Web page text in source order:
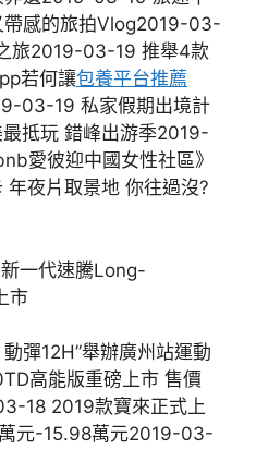
帶感的旅拍Vlog2019-03-
旅2019-03-19 推舉4款
若何讓包養平台推薦
03-19 私家假期出境計
抵玩 錯峰出游季2019-
愛彼迎中國女性社區》
夜片取景地 你往過沒?
一代速騰Long-
上市
彈12H”舉辦廣州站運動
高能版重磅上市 售價
18 2019款寶來正式上
元-15.98萬元2019-03-